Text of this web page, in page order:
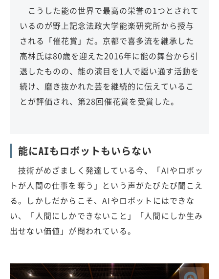
こうした能の世界で最高の栄誉の1つとされて
いるのが野上記念法政大学能楽研究所から授与
される「催花賞」だ。京都で喜多流を継承した
高林氏は80歳を迎えた2016年に能の舞台から引
退したものの、能の演目を1人で謡い通す活動を
続け、磨き抜かれた芸を継続的に伝えているこ
とが評価され、第28回催花賞を受賞した。
能にAIもロボットもいらない
技術がめざましく発達している今、「AIやロボッ
トが人間の仕事を奪う」という声がたびたび聞こえ
る。しかしだからこそ、AIやロボットにはできな
い、「人間にしかできないこと」「人間にしか生み
出せない価値」が問われている。